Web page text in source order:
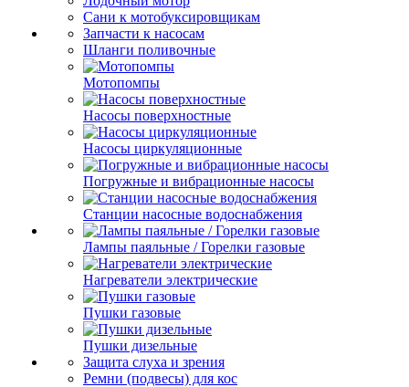
Сани к мотобуксировщикам
Запчасти к насосам
Шланги поливочные
Мотопомпы
Насосы поверхностные
Насосы циркуляционные
Погружные и вибрационные насосы
Станции насосные водоснабжения
Лампы паяльные / Горелки газовые
Нагреватели электрические
Пушки газовые
Пушки дизельные
Защита слуха и зрения
Ремни (подвесы) для кос